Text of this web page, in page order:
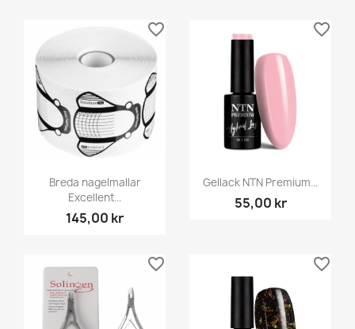
Breda nagelmallar
Excellent...
145,00 kr
favorite_border
Gellack NTN Premium...
55,00 kr
favorite_border
favorite_border favorite_border